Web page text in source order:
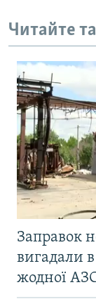
Читайте
Заправок
вигадали
жодної